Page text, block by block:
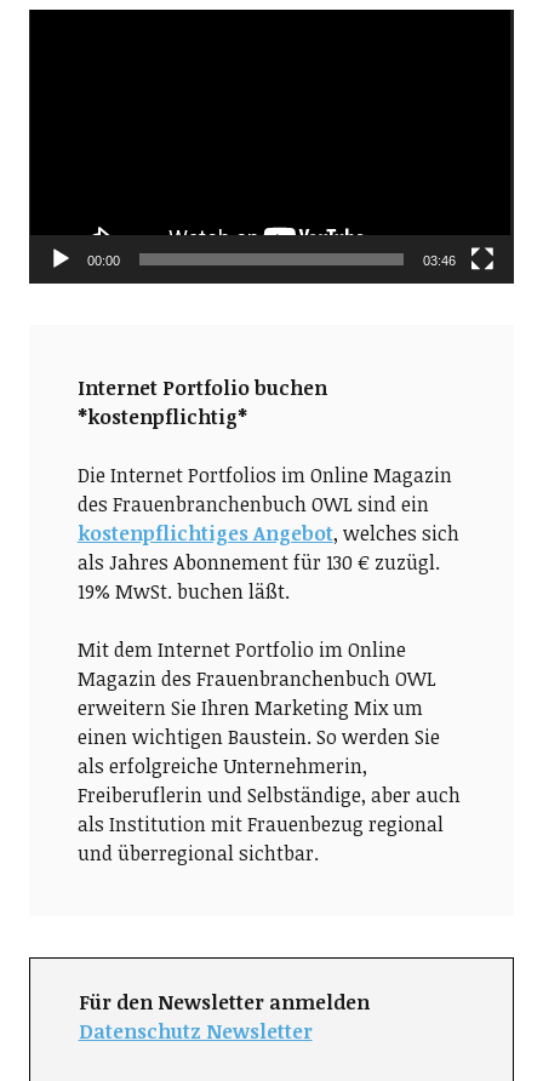
00:00 03:46
Internet Portfolio buchen
*kostenpflichtig*
Die Internet Portfolios im Online Magazin
des Frauenbranchenbuch OWL sind ein
kostenpflichtiges Angebot, welches sich
als Jahres Abonnement für 130 € zuzügl.
19% MwSt. buchen läßt.
Mit dem Internet Portfolio im Online
Magazin des Frauenbranchenbuch OWL
erweitern Sie Ihren Marketing Mix um
einen wichtigen Baustein. So werden Sie
als erfolgreiche Unternehmerin,
Freiberuflerin und Selbständige, aber auch
als Institution mit Frauenbezug regional
und überregional sichtbar.
Für den Newsletter anmelden
Datenschutz Newsletter